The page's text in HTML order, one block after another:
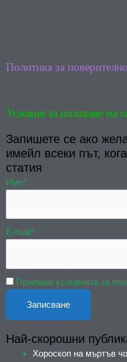
Политика за
Условия за ползване на
Запишете се ако
имейл всеки път,
статия
Име*
E-mail*
Приемам условията за
Най-скорошни
Хороскоп на мъртъв